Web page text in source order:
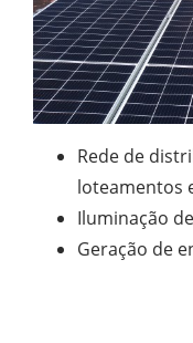
Rede de
loteamentos
Iluminação
Geração de